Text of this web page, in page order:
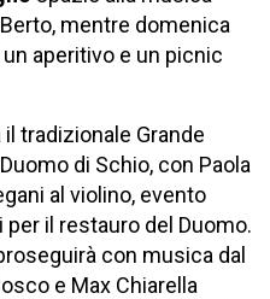
mentre domenica
aperitivo e un picnic
il tradizionale Grande
di Schio, con Paola
al violino, evento
il restauro del Duomo.
con musica dal
e Max Chiarella